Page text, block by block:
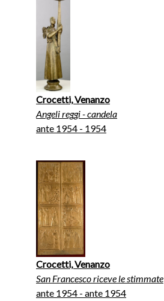
Crocetti, Venanzo
Angeli reggi - candela
ante 1954 - 1954
Crocetti, Venanzo
San Francesco riceve le stimmate
ante 1954 - ante 1954